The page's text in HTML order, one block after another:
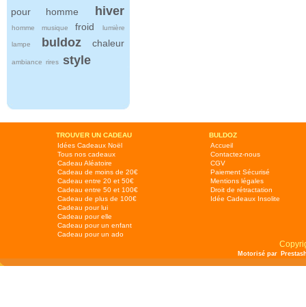
pour homme
hiver
homme musique froid lumière
lampe buldoz chaleur
ambiance rires style
TROUVER UN CADEAU
BULDOZ
Idées Cadeaux Noël
Tous nos cadeaux
Cadeau Aléatoire
Cadeau de moins de 20€
Cadeau entre 20 et 50€
Cadeau entre 50 et 100€
Cadeau de plus de 100€
Cadeau pour lui
Cadeau pour elle
Cadeau pour un enfant
Cadeau pour un ado
Accueil
Contactez-nous
CGV
Paiement Sécurisé
Mentions légales
Droit de rétractation
Idée Cadeaux Insolite
Motorisé par